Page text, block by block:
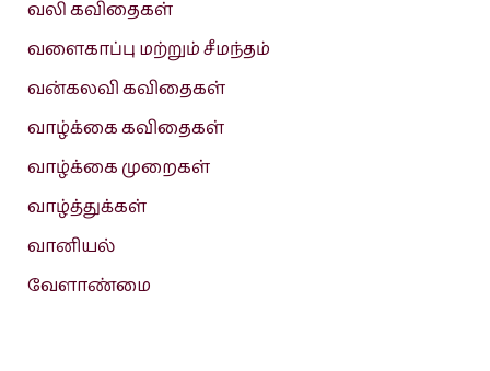
வலி கவிதைகள்
வளைகாப்பு மற்றும் சீமந்தம்
வன்கலவி கவிதைகள்
வாழ்க்கை கவிதைகள்
வாழ்க்கை முறைகள்
வாழ்த்துக்கள்
வானியல்
வேளாண்மை